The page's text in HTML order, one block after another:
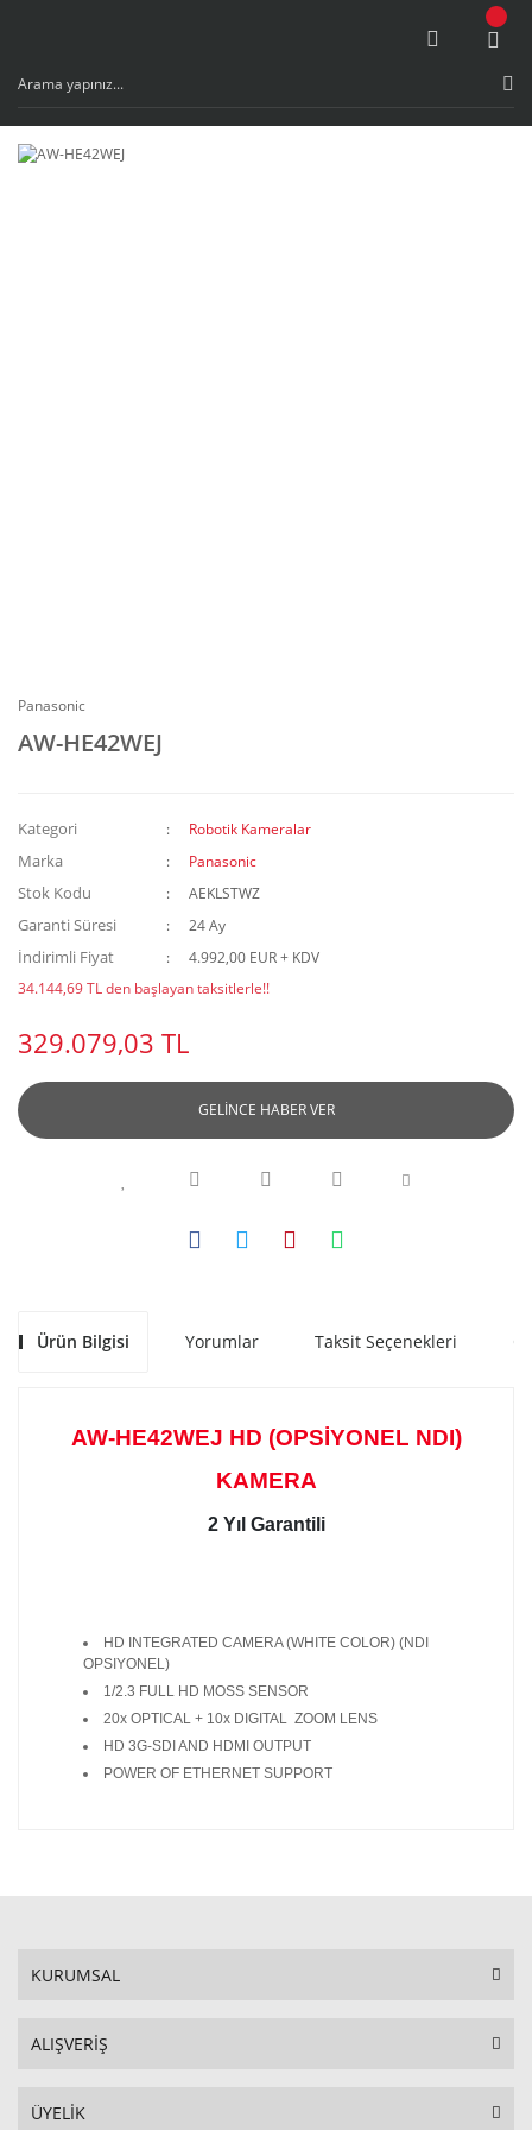
Panasonic
AW-HE42WEJ
Kategori Robotik Kameralar
Marka Panasonic
Stok Kodu AEKLSTWZ
Garanti Süresi 24 Ay
İndirimli Fiyat
4.992,00 EUR + KDV
34.144,69 TL den başlayan taksitlerle!!
329.079,03 TL
GELİNCE HABER VER
Ürün Bilgisi Yorumlar Taksit Seçenekleri
AW-HE42WEJ HD (OPSİYONEL NDI)
KAMERA
2 Yıl Garantili
HD INTEGRATED CAMERA (WHITE COLOR) (NDI
OPSIYONEL)
1/2.3 FULL HD MOSS SENSOR
20x OPTICAL + 10x DIGITAL ZOOM LENS
HD 3G-SDI AND HDMI OUTPUT
POWER OF ETHERNET SUPPORT
KURUMSAL
ALIŞVERİŞ
ÜYELİK